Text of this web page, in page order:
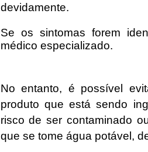
devidamente.
Se os sintomas forem
médico especializado.
No entanto, é possível
produto que está sendo
risco de ser contaminado
que se tome água potável,